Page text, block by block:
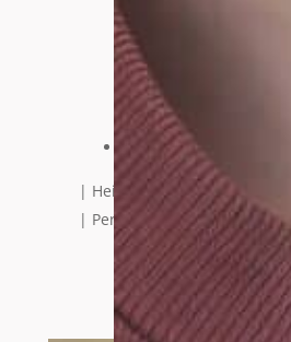
OHNAA
Menge
Beschreibung
| Heilsteine: Apatit
| Perlen: Vergoldetes Messing